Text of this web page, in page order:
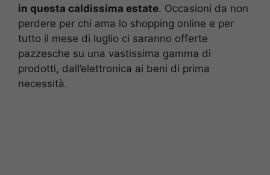
in questa caldissima estate. Occasioni da non
perdere per chi ama lo shopping online e per
tutto il mese di luglio ci saranno offerte
pazzesche su una vastissima gamma di
prodotti, dall’elettronica ai beni di prima
necessità.